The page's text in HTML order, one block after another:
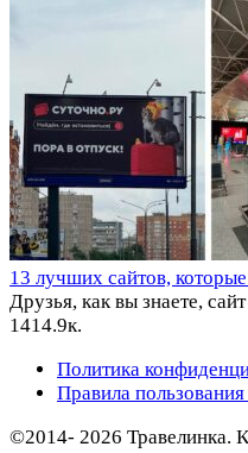
13 лучших сайтов,
Друзья, как вы знаете,
1414.9к.
Политика
Правила
©2014- 2026 Травелинка.